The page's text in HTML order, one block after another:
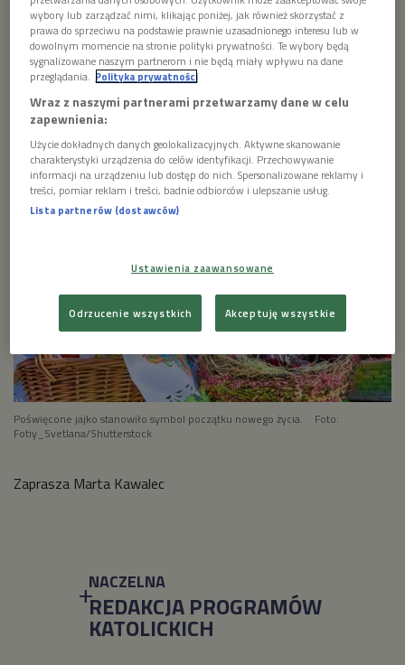
i co dawniej oznaczał śmigus -dyngus? Rozmowa z
etnografem i księdzem.
AUDIO 1 plik
 23'57
Dawne zwyczaje wielkanocne
Poświęcone jajko stanowiło symbol początku nowego życia.
Foto:
Fotiy_Svetlana/Shutterstock
Zaprasza Marta Kawalec
NACZELNA
REDAKCJA PROGRAMÓW
KATOLICKICH
wybory lub zarządzać nimi, klikając poniżej, jak również skorzystać z
prawa do sprzeciwu na podstawie prawnie uzasadnionego interesu lub w
dowolnym momencie na stronie polityki prywatności. Te wybory będą
sygnalizowane naszym partnerom i nie będą miały wpływu na dane
przeglądania. Polityka prywatności
Wraz z naszymi partnerami przetwarzamy dane w celu
zapewnienia:
Użycie dokładnych danych geolokalizacyjnych. Aktywne skanowanie
charakterystyki urządzenia do celów identyfikacji. Przechowywanie
informacji na urządzeniu lub dostęp do nich. Spersonalizowane reklamy i
treści, pomiar reklam i treści, badnie odbiorców i ulepszanie usług.
Lista partnerów (dostawców)
Ustawienia zaawansowane
Odrzucenie wszystkich Akceptuję wszystkie